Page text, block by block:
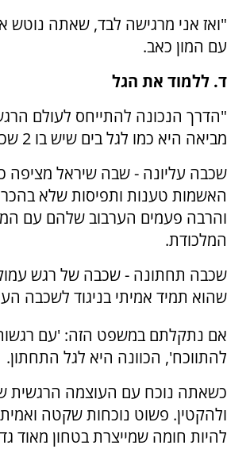
"ואז אני מרגישה לבד, שאתה נוטש
עם המון כאב.
ד. ללמוד את הגל
"הדרך הנכונה להתייחס לעולם
מביאה היא כמו לגל בים שיש בו 2 שכבות:
שכבה עליונה - שבה שיראל מציפה
האשמות טענות ותפיסות שלא
והרבה פעמים הערבוב שלהם עם
המלכודת.
שכבה תחתונה - שכבה של רגש עמוק
שהוא תמיד אמיתי בניגוד לשכבה
אם נתקלתם במשפט הזה: 'עם
להתווכח', הכוונה היא לגל התחתון.
כשאתה נוכח עם העוצמה הרגשית
ולהקטין. פשוט נוכחות שקטה
להיות חומה שמייצרת בטחון מאוד